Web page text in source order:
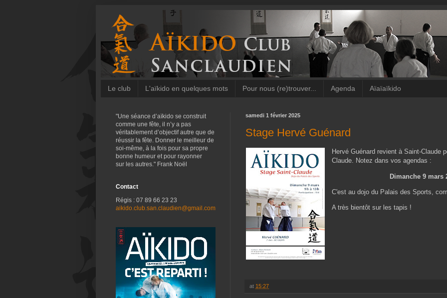
Le club L'aïkido en quelques mots Pour nous (re)trouver... Agenda Aïaïaïkido
samedi 1 février 2025
Stage Hervé Guénard
Hervé Guénard revient à Saint-Claude
Claude. Notez dans vos agendas :
Dimanche 9 mars
C'est au dojo du Palais des Sports,
A très bientôt sur les tapis !
at 15:27
"Une séance d’aïkido se construit
comme une fête, il n’y a pas
véritablement d’objectif autre que de
réussir la fête. Donner le meilleur de
soi-même, à la fois pour sa propre
bonne humeur et pour rayonner
sur les autres." Frank Noël
Contact
Régis : 07 89 66 23 23
aikido.club.san.claudien@gmail.com